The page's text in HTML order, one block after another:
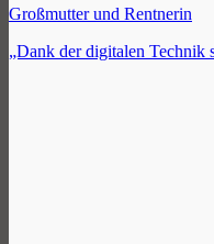
Großmutter und Rentnerin
„Dank der digitalen Technik